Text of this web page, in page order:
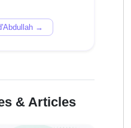
→
& Articles